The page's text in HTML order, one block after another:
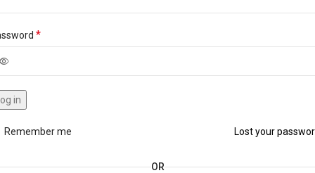
*
in
Lost your
Remember me
OR